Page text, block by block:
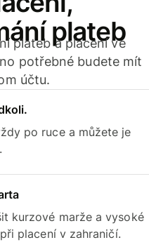
plateb
plateb a placení ve
potřebné budete mít
účtu.
po ruce a můžete je
kurzové marže a vysoké
placení v zahraničí.